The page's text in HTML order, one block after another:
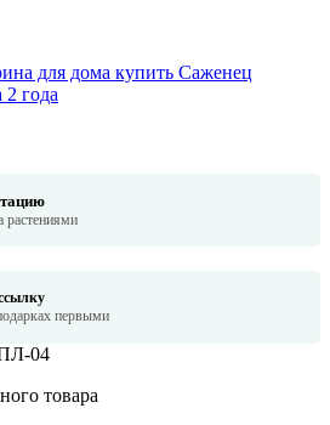
Саженец
года
растениями
первыми
04
товара